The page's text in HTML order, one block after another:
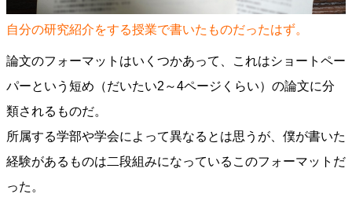
自分の研究紹介をする授業で書いたものだったはず。
論文のフォーマットはいくつかあって、これはショートペー
パーという短め（だいたい2～4ページくらい）の論文に分
類されるものだ。
所属する学部や学会によって異なるとは思うが、僕が書いた
経験があるものは二段組みになっているこのフォーマットだ
った。